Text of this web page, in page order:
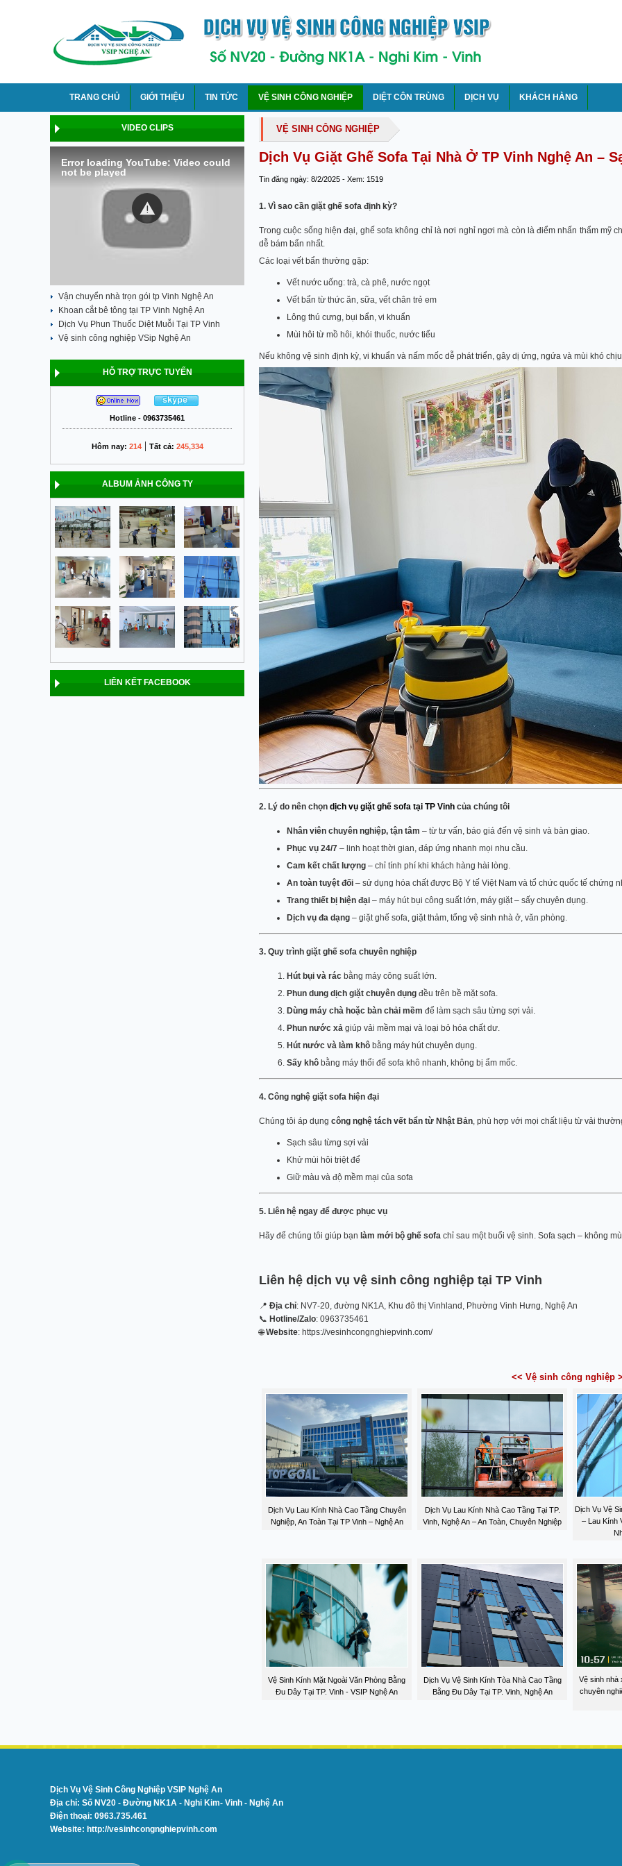
TRANG CHỦ GIỚI THIỆU TIN TỨC VỆ SINH CÔNG NGHIỆP DIỆT CÔN TRÙNG DỊCH VỤ KHÁCH HÀNG
VIDEO CLIPS
Error loading YouTube: Video could
not be played
Vận chuyển nhà trọn gói tp Vinh Nghệ An
Khoan cắt bê tông tại TP Vinh Nghệ An
Dịch Vụ Phun Thuốc Diệt Muỗi Tại TP Vinh
Vệ sinh công nghiệp VSip Nghệ An
HỖ TRỢ TRỰC TUYẾN
Hotline - 0963735461
Hôm nay: 214| Tất cả: 245,334
ALBUM ẢNH CÔNG TY
LIÊN KẾT FACEBOOK
VỆ SINH CÔNG NGHIỆP
Dịch Vụ Giặt Ghế Sofa Tại Nhà Ở TP Vinh Nghệ An –
Tin đăng ngày: 8/2/2025 - Xem: 1519
1. Vì sao cần giặt ghế sofa định kỳ?
Trong cuộc sống hiện đại, ghế sofa không chỉ là nơi nghỉ ngơi mà còn là điểm nhấn thẩm mỹ
dễ bám bẩn nhất.
Các loại vết bẩn thường gặp:
Vết nước uống: trà, cà phê, nước ngọt
Vết bẩn từ thức ăn, sữa, vết chân trẻ em
Lông thú cưng, bụi bẩn, vi khuẩn
Mùi hôi từ mồ hôi, khói thuốc, nước tiểu
Nếu không vệ sinh định kỳ, vi khuẩn và nấm mốc dễ phát triển, gây dị ứng, ngứa và mùi khó
2. Lý do nên chọn dịch vụ giặt ghế sofa tại TP Vinh của chúng tôi
Nhân viên chuyên nghiệp, tận tâm – từ tư vấn, báo giá đến vệ sinh và bàn giao.
Phục vụ 24/7 – linh hoạt thời gian, đáp ứng nhanh mọi nhu cầu.
Cam kết chất lượng – chỉ tính phí khi khách hàng hài lòng.
An toàn tuyệt đối – sử dụng hóa chất được Bộ Y tế Việt Nam và tổ chức quốc tế chứng
Trang thiết bị hiện đại – máy hút bụi công suất lớn, máy giặt – sấy chuyên dụng.
Dịch vụ đa dạng – giặt ghế sofa, giặt thảm, tổng vệ sinh nhà ở, văn phòng.
3. Quy trình giặt ghế sofa chuyên nghiệp
Hút bụi và rác bằng máy công suất lớn.
Phun dung dịch giặt chuyên dụng đều trên bề mặt sofa.
Dùng máy chà hoặc bàn chải mềm để làm sạch sâu từng sợi vải.
Phun nước xả giúp vải mềm mại và loại bỏ hóa chất dư.
Hút nước và làm khô bằng máy hút chuyên dụng.
Sấy khô bằng máy thổi để sofa khô nhanh, không bị ẩm mốc.
4. Công nghệ giặt sofa hiện đại
Chúng tôi áp dụng công nghệ tách vết bẩn từ Nhật Bản , phù hợp với mọi chất liệu từ vải
Sạch sâu từng sợi vải
Khử mùi hôi triệt để
Giữ màu và độ mềm mại của sofa
5. Liên hệ ngay để được phục vụ
Hãy để chúng tôi giúp bạn làm mới bộ ghế sofa chỉ sau một buổi vệ sinh. Sofa sạch – không
Liên hệ dịch vụ vệ sinh công nghiệp tại TP Vinh
📍 Địa chỉ: NV7-20, đường NK1A, Khu đô thị Vinhland, Phường Vinh Hưng, Nghệ An
📞 Hotline/Zalo: 0963735461
🌐Website: https://vesinhcongnghiepvinh.com/
<< Vệ sinh công nghiệp
Dịch Vụ Lau Kính Nhà Cao Tầng Chuyên
Nghiệp, An Toàn Tại TP Vinh – Nghệ An
Dịch Vụ Lau Kính Nhà Cao Tầng Tại TP.
Vinh, Nghệ An – An Toàn, Chuyên Nghiệp
Dịch Vụ Vệ
– Lau Kính
Vệ Sinh Kính Mặt Ngoài Văn Phòng Bằng
Đu Dây Tại TP. Vinh - VSIP Nghệ An
Dịch Vụ Vệ Sinh Kính Tòa Nhà Cao Tầng
Bằng Đu Dây Tại TP. Vinh, Nghệ An
Vệ sinh nhà
chuyên
Dịch Vụ Vệ Sinh Công Nghiệp VSIP Nghệ An
Địa chỉ: Số NV20 - Đường NK1A - Nghi Kim- Vinh - Nghệ An
Điện thoại: 0963.735.461
Website: http://vesinhcongnghiepvinh.com